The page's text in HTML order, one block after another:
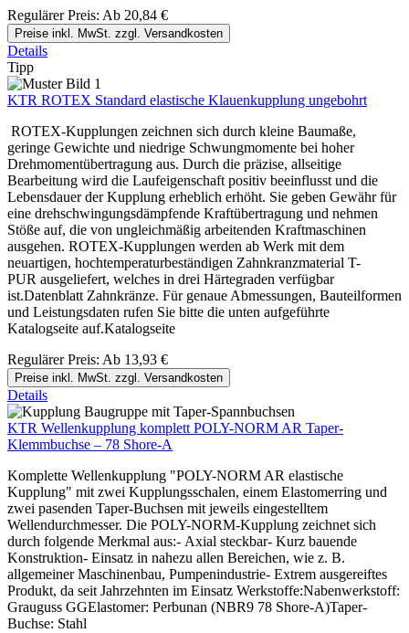
Regulärer Preis: Ab 20,84 €
Preise inkl. MwSt. zzgl. Versandkosten
Details
Tipp
KTR ROTEX Standard elastische Klauenkupplung ungebohrt
ROTEX-Kupplungen zeichnen sich durch kleine Baumaße,
geringe Gewichte und niedrige Schwungmomente bei hoher
Drehmomentübertragung aus. Durch die präzise, allseitige
Bearbeitung wird die Laufeigenschaft positiv beeinflusst und die
Lebensdauer der Kupplung erheblich erhöht. Sie geben Gewähr für
eine drehschwingungsdämpfende Kraftübertragung und nehmen
Stöße auf, die von ungleichmäßig arbeitenden Kraftmaschinen
ausgehen. ROTEX-Kupplungen werden ab Werk mit dem
neuartigen, hochtemperaturbeständigen Zahnkranzmaterial T-
PUR ausgeliefert, welches in drei Härtegraden verfügbar
ist.Datenblatt Zahnkränze. Für genaue Abmessungen, Bauteilformen
und Leistungsdaten rufen Sie bitte die unten aufgeführte
Katalogseite auf.Katalogseite
Regulärer Preis: Ab 13,93 €
Preise inkl. MwSt. zzgl. Versandkosten
Details
KTR Wellenkupplung komplett POLY-NORM AR Taper-
Klemmbuchse – 78 Shore-A
Komplette Wellenkupplung "POLY-NORM AR elastische
Kupplung" mit zwei Kupplungsschalen, einem Elastomerring und
zwei pasenden Taper-Buchsen mit jeweils eingestelltem
Wellendurchmesser. Die POLY-NORM-Kupplung zeichnet sich
durch folgende Merkmal aus:- Axial steckbar- Kurz bauende
Konstruktion- Einsatz in nahezu allen Bereichen, wie z. B.
allgemeiner Maschinenbau, Pumpenindustrie- Extrem ausgereiftes
Produkt, da seit Jahrzehnten im Einsatz Werkstoffe:Nabenwerkstoff:
Grauguss GGElastomer: Perbunan (NBR9 78 Shore-A)Taper-
Buchse: Stahl